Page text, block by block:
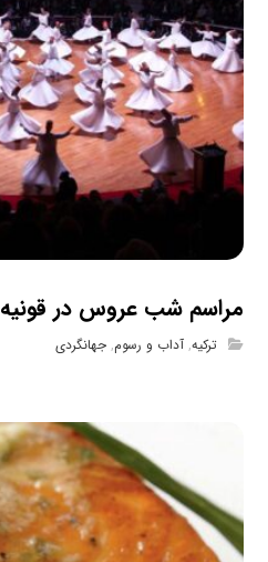
مراسم شب عروس در قونیه
ترکیه,آداب و رسوم,جهانگردی